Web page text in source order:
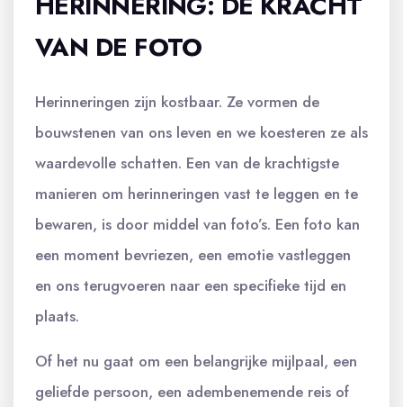
VAN DE FOTO
Herinneringen zijn kostbaar. Ze vormen de
bouwstenen van ons leven en we koesteren ze als
waardevolle schatten. Een van de krachtigste
manieren om herinneringen vast te leggen en te
bewaren, is door middel van foto’s. Een foto kan
een moment bevriezen, een emotie vastleggen
en ons terugvoeren naar een specifieke tijd en
plaats.
Of het nu gaat om een belangrijke mijlpaal, een
geliefde persoon, een adembenemende reis of